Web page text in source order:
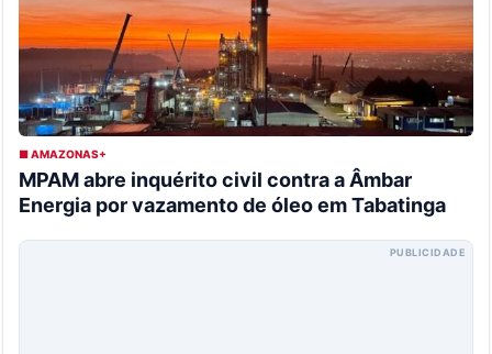
■ AMAZONAS+
MPAM abre inquérito civil contra a Âmbar
Energia por vazamento de óleo em Tabatinga
PUBLICIDADE